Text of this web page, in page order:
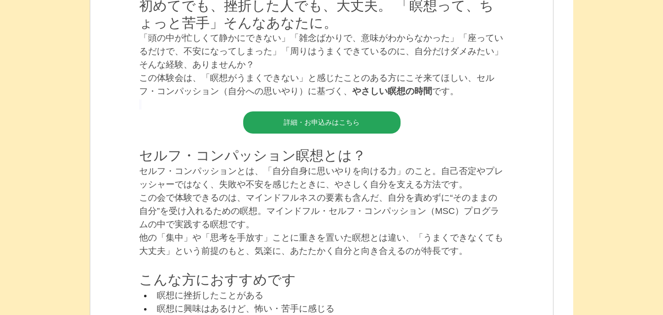
初めてでも、挫折した人でも、大丈夫。 「瞑想って、ち
ょっと苦手」そんなあなたに。
「頭の中が忙しくて静かにできない」「雑念ばかりで、意味がわからなかった」「座ってい
るだけで、不安になってしまった」「周りはうまくできているのに、自分だけダメみたい」
そんな経験、ありませんか？
この体験会は、「瞑想がうまくできない」と感じたことのある方にこそ来てほしい、セル
フ・コンパッション（自分への思いやり）に基づく、 やさしい瞑想の時間です。
詳細・お申込みはこちら
セルフ・コンパッション瞑想とは？
セルフ・コンパッションとは、「自分自身に思いやりを向ける力」のこと。自己否定やプレ
ッシャーではなく、失敗や不安を感じたときに、やさしく自分を支える方法です。
この会で体験できるのは、マインドフルネスの要素も含んだ、自分を責めずに“そのままの
自分”を受け入れるための瞑想。マインドフル・セルフ・コンパッション（MSC）プログラ
ムの中で実践する瞑想です。
他の「集中」や「思考を手放す」ことに重きを置いた瞑想とは違い、「うまくできなくても
大丈夫」という前提のもと、気楽に、あたたかく自分と向き合えるのが特長です。
こんな方におすすめです
瞑想に挫折したことがある
瞑想に興味はあるけど、怖い・苦手に感じる